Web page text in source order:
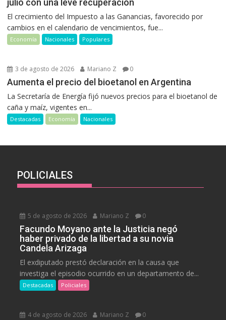
julio con una leve recuperación
El crecimiento del Impuesto a las Ganancias, favorecido por
cambios en el calendario de vencimientos, fue...
Economía Nacionales Populares
3 de agosto de 2026 Mariano Z 0
Aumenta el precio del bioetanol en Argentina
La Secretaría de Energía fijó nuevos precios para el bioetanol de
caña y maíz, vigentes en...
Destacadas Economía Nacionales
POLICIALES
5 de agosto de 2026 Mariano Z 0
Facundo Moyano ante la Justicia negó
haber privado de la libertad a su novia
Candela Arizaga
El exdiputado prestó declaración en la causa que
investiga el episodio ocurrido en un departamento de...
Destacadas Policiales
4 de agosto de 2026 Mariano Z 0